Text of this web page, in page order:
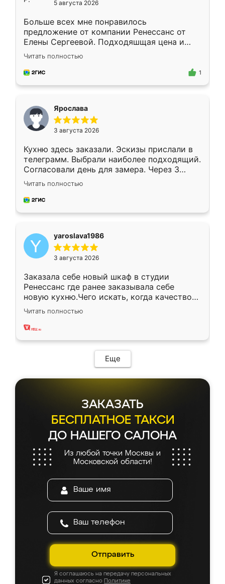
5 августа 2026
Больше всех мне понравилось
предложение от компании Ренессанс от
Елены Сергеевой. Подходяшщая цена и
короткие сроки изготовления. Приехавший
для замера сотрудник Владислав
предложил по моему эскизу самый
Читать полностью
1
Ярослава
3 августа 2026
Кухню здесь заказали. Эскизы прислали в
телеграмм. Выбрали наиболее подходящий.
Согласовали день для замера. Через 3
недели кухня была уже готова. Остались
довольны работой. Спасибо Ренессанс
мебель за качественную работу!
Читать полностью
yaroslava1986
3 августа 2026
Заказала себе новый шкаф в студии
Ренессанс где ранее заказывала себе
новую кухню.Чего искать, когда качеством
вполне довольна. Служит кухня уже почти
два года, нареканий нет.
Читать полностью
Еще
ЗАКАЗАТЬ
БЕСПЛАТНОЕ ТАКСИ
ДО НАШЕГО САЛОНА
Из любой точки Москвы и
Московской области!
Отправить
Я соглашаюсь на передачу персональных
данных согласно Политике